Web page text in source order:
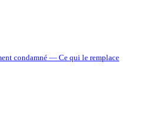
condamné — Ce qui le remplace